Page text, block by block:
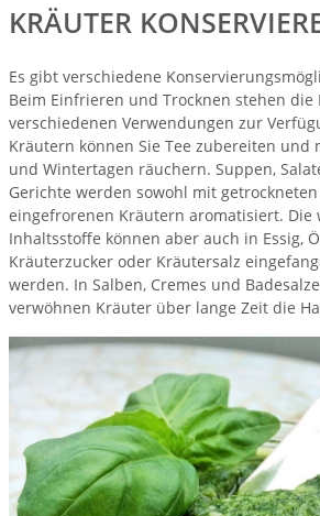
KRÄUTER
Es gibt verschiedene
Beim Einfrieren und Trocknen stehen die
verschiedenen Verwendungen zur
Kräutern können Sie Tee zubereiten und
und Wintertagen räuchern. Suppen,
Gerichte werden sowohl mit
eingefrorenen Kräutern aromatisiert. Die
Inhaltsstoffe können aber auch in Essig,
Kräuterzucker oder Kräutersalz
werden. In Salben, Cremes und
verwöhnen Kräuter über lange Zeit die